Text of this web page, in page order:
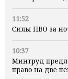
11:52
Силы ПВО за
10:37
Минтруд
право на две